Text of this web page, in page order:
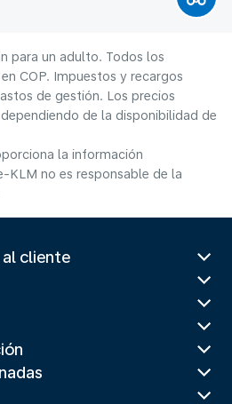
para un adulto. Todos los
COP. Impuestos y recargos
de gestión. Los precios
de la disponibilidad de
la información
KLM no es responsable de la
al cliente